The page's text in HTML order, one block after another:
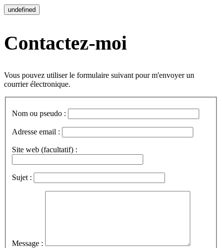
undefined
Contactez-moi
Vous pouvez utiliser le formulaire suivant pour m'envoyer un
courrier électronique.
Nom ou pseudo :
Adresse email :
Site web (facultatif) :
Sujet :
Message :